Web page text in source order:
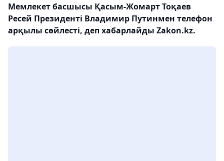
Мемлекет басшысы Қасым-Жомарт Тоқаев
Ресей Президенті Владимир Путинмен телефон
арқылы сөйлесті, деп хабарлайды Zakon.kz.